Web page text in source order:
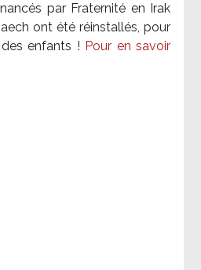
par Fraternité en Irak​
ont été réinstallés, pour
enfants ! Pour en savoir